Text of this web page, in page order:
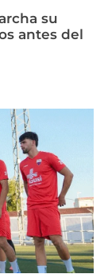
su
antes del